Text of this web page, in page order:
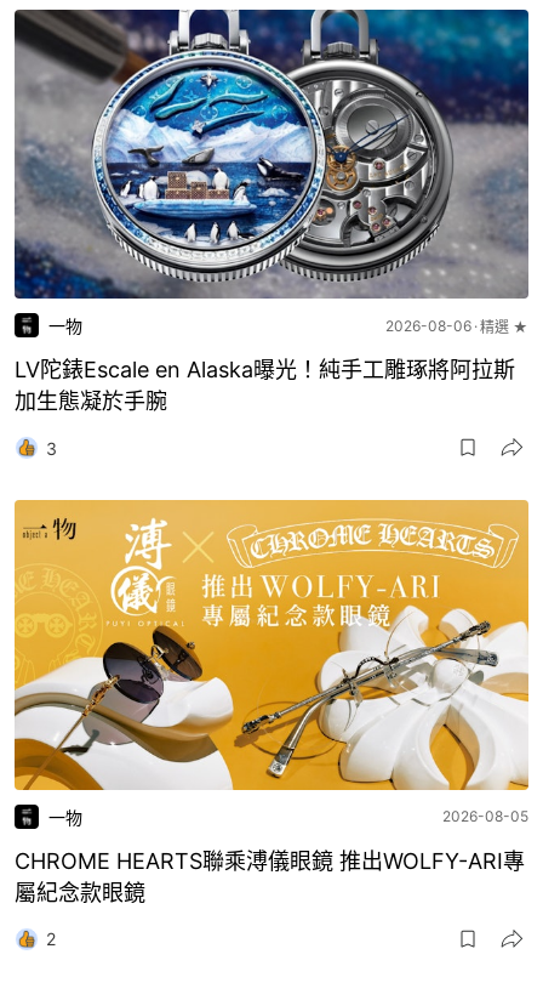
一物 2026-08-06 精選 ★
LV陀錶Escale en Alaska曝光！純手工雕琢將阿拉斯
加生態凝於手腕
3
一物 2026-08-05
CHROME HEARTS聯乘溥儀眼鏡 推出WOLFY-ARI專
屬紀念款眼鏡
2